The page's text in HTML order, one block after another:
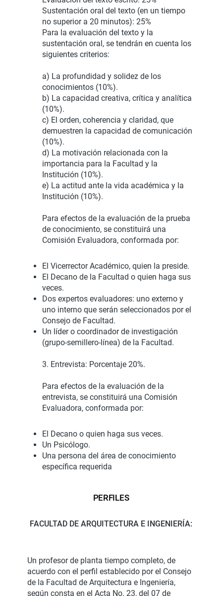
Sustentación oral del texto (en un tiempo
no superior a 20 minutos): 25%
Para la evaluación del texto y la
sustentación oral, se tendrán en cuenta los
siguientes criterios:
a) La profundidad y solidez de los
conocimientos (10%).
b) La capacidad creativa, crítica y analítica
(10%).
c) El orden, coherencia y claridad, que
demuestren la capacidad de comunicación
(10%).
d) La motivación relacionada con la
importancia para la Facultad y la
Institución (10%).
e) La actitud ante la vida académica y la
Institución (10%).
Para efectos de la evaluación de la prueba
de conocimiento, se constituirá una
Comisión Evaluadora, conformada por:
El Vicerrector Académico, quien la preside.
El Decano de la Facultad o quien haga sus
veces.
Dos expertos evaluadores: uno externo y
uno interno que serán seleccionados por el
Consejo de Facultad.
Un líder o coordinador de investigación
(grupo-semillero-línea) de la Facultad.
3. Entrevista: Porcentaje 20%.
Para efectos de la evaluación de la
entrevista, se constituirá una Comisión
Evaluadora, conformada por:
El Decano o quien haga sus veces.
Un Psicólogo.
Una persona del área de conocimiento
específica requerida
PERFILES
FACULTAD DE ARQUITECTURA E INGENIERÍA:
Un profesor de planta tiempo completo, de
acuerdo con el perfil establecido por el Consejo
de la Facultad de Arquitectura e Ingeniería,
según consta en el Acta No. 23, del 07 de